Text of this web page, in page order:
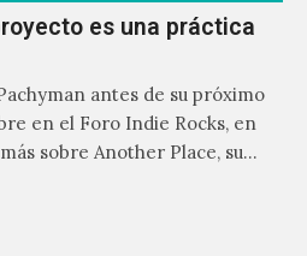
es una práctica
antes de su próximo
en el Foro Indie Rocks, en
sobre Another Place, su